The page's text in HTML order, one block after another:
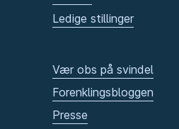
Ledige stillinger
Vær obs på svindel
Forenklingsbloggen
Presse